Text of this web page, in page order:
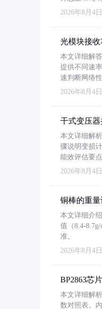
2026年8月4日
光模块接
本文详细解
提供不同速
速判断网络性
2026年8月4日
干式变压
本文详细解
骤说明变损
能效评估要点
2026年8月4日
铜棒的重
本文详细介
值（8.4-
准。
2026年8月4日
BP2863芯
本文详细解
数对照表。